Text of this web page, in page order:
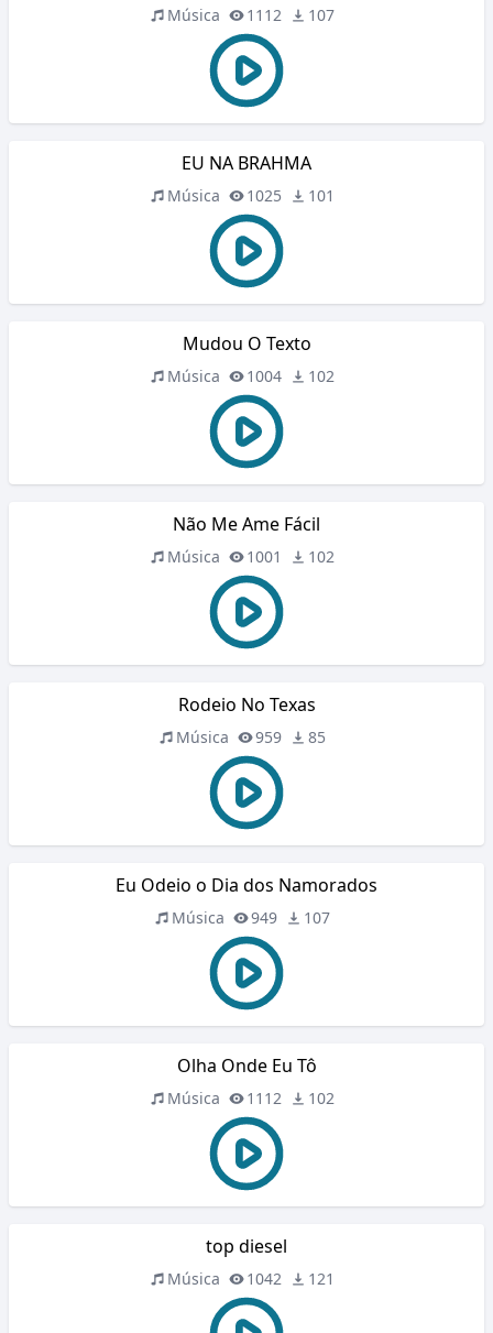
Música 1112 107
EU NA BRAHMA
Música 1025 101
Mudou O Texto
Música 1004 102
Não Me Ame Fácil
Música 1001 102
Rodeio No Texas
Música 959 85
Eu Odeio o Dia dos Namorados
Música 949 107
Olha Onde Eu Tô
Música 1112 102
top diesel
Música 1042 121